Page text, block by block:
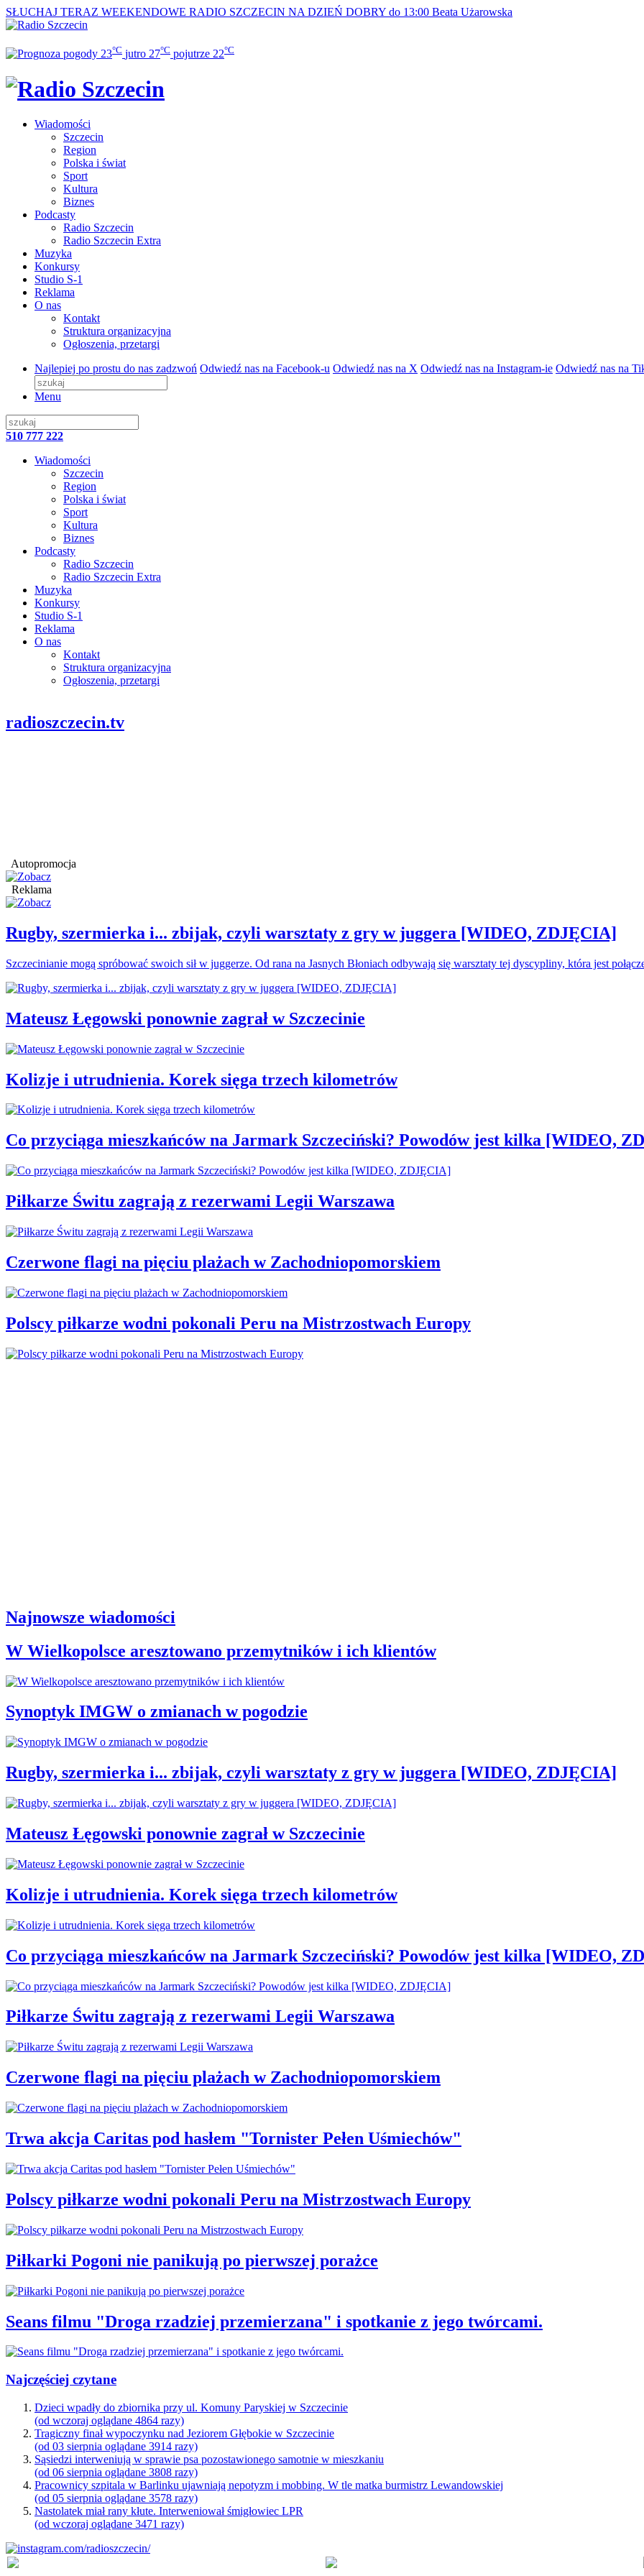
SŁUCHAJ TERAZ WEEKENDOWE RADIO SZCZECIN NA DZIEŃ DOBRY do 13:00 Beata Użarowska
23°C jutro 27°C pojutrze 22°C
Wiadomości
Szczecin
Region
Polska i świat
Sport
Kultura
Biznes
Podcasty
Radio Szczecin
Radio Szczecin Extra
Muzyka
Konkursy
Studio S-1
Reklama
O nas
Kontakt
Struktura organizacyjna
Ogłoszenia, przetargi
Najlepiej po prostu do nas zadzwoń Odwiedź nas na Facebook-u Odwiedź nas na X Odwiedź nas na Instagram-ie Odwiedź nas na
Menu
510 777 222
Wiadomości
Szczecin
Region
Polska i świat
Sport
Kultura
Biznes
Podcasty
Radio Szczecin
Radio Szczecin Extra
Muzyka
Konkursy
Studio S-1
Reklama
O nas
Kontakt
Struktura organizacyjna
Ogłoszenia, przetargi
radioszczecin.tv
Autopromocja
Reklama
Rugby, szermierka i... zbijak, czyli warsztaty z gry w juggera [WIDEO, ZDJĘCIA]
Szczecinianie mogą spróbować swoich sił w juggerze. Od rana na Jasnych Błoniach odbywają się warsztaty tej dyscypliny, która jest
Mateusz Łęgowski ponownie zagrał w Szczecinie
Kolizje i utrudnienia. Korek sięga trzech kilometrów
Co przyciąga mieszkańców na Jarmark Szczeciński? Powodów jest kilka [WIDEO,
Piłkarze Świtu zagrają z rezerwami Legii Warszawa
Czerwone flagi na pięciu plażach w Zachodniopomorskiem
Polscy piłkarze wodni pokonali Peru na Mistrzostwach Europy
Najnowsze wiadomości
W Wielkopolsce aresztowano przemytników i ich klientów
Synoptyk IMGW o zmianach w pogodzie
Rugby, szermierka i... zbijak, czyli warsztaty z gry w juggera [WIDEO, ZDJĘCIA]
Mateusz Łęgowski ponownie zagrał w Szczecinie
Kolizje i utrudnienia. Korek sięga trzech kilometrów
Co przyciąga mieszkańców na Jarmark Szczeciński? Powodów jest kilka [WIDEO,
Piłkarze Świtu zagrają z rezerwami Legii Warszawa
Czerwone flagi na pięciu plażach w Zachodniopomorskiem
Trwa akcja Caritas pod hasłem "Tornister Pełen Uśmiechów"
Polscy piłkarze wodni pokonali Peru na Mistrzostwach Europy
Piłkarki Pogoni nie panikują po pierwszej porażce
Seans filmu "Droga rzadziej przemierzana" i spotkanie z jego twórcami.
Najczęściej czytane
Dzieci wpadły do zbiornika przy ul. Komuny Paryskiej w Szczecinie
(od wczoraj oglądane 4864 razy)
Tragiczny finał wypoczynku nad Jeziorem Głębokie w Szczecinie
(od 03 sierpnia oglądane 3914 razy)
Sąsiedzi interweniują w sprawie psa pozostawionego samotnie w mieszkaniu
(od 06 sierpnia oglądane 3808 razy)
Pracownicy szpitala w Barlinku ujawniają nepotyzm i mobbing. W tle matka burmistrz Lewandowskiej
(od 05 sierpnia oglądane 3578 razy)
Nastolatek miał rany kłute. Interweniował śmigłowiec LPR
(od wczoraj oglądane 3471 razy)